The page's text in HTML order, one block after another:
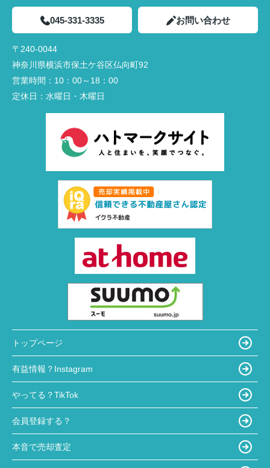
045-331-3335 お問い合わせ
〒240-0044
神奈川県横浜市保土ケ谷区仏向町92
営業時間： 10：00～18：00
定休日： 水曜日・木曜日
トップページ
有益情報？Instagram
やってる？TikTok
会員登録する？
本音で売却査定